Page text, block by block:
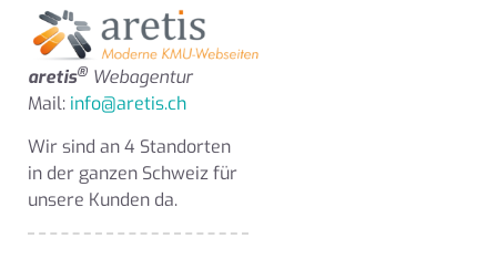
aretis® Webagentur
Mail: info@aretis.ch
Wir sind an 4 Standorten
in der ganzen Schweiz für
unsere Kunden da.